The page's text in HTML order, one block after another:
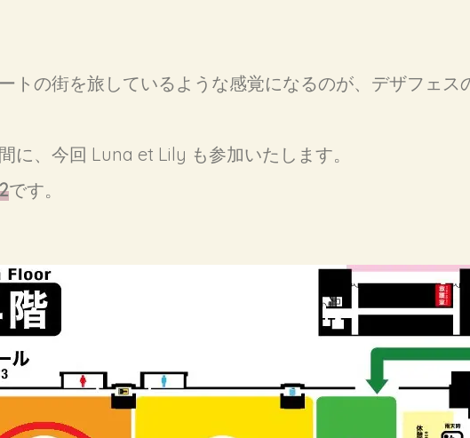
トの街を旅しているような感覚になるのが、デザフェス
に、今回 Luna et Lily も参加いたします。
です。